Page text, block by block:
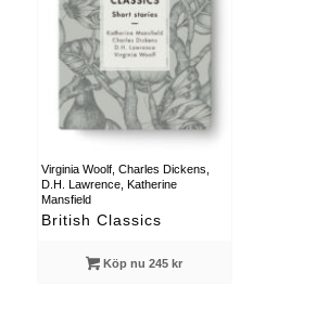
Virginia Woolf, Charles Dickens,
D.H. Lawrence, Katherine
Mansfield
British Classics
Köp nu 245 kr